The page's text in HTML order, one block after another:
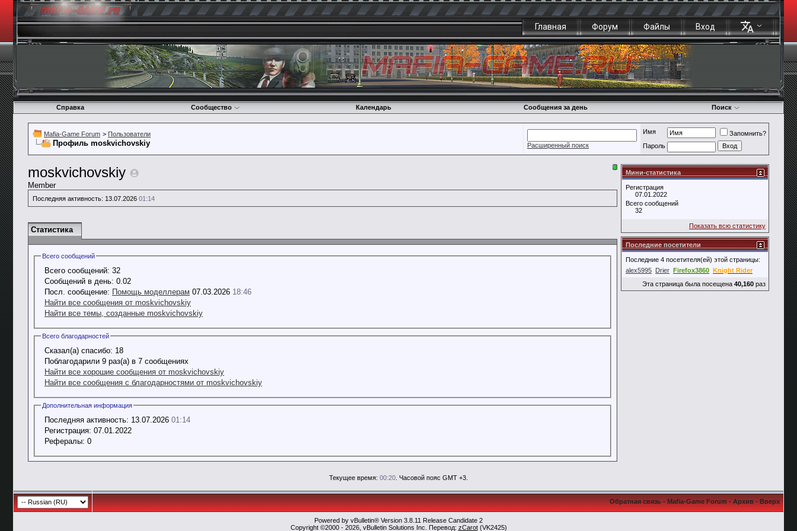
Главная Форум Файлы Вход
Справка Сообщество Календарь Сообщения за день Поиск
Mafia-Game Forum > Пользователи
Профиль moskvichovskiy Расширенный поиск
Имя
Запомнить?
Пароль
moskvichovskiy
Member
Последняя активность: 13.07.2026 01:14
Статистика
Всего сообщений
Всего сообщений: 32
Сообщений в день: 0.02
Посл. сообщение: Помощь моделлерам 07.03.2026 18:46
Найти все сообщения от moskvichovskiy
Найти все темы, созданные moskvichovskiy
Всего благодарностей
Сказал(а) спасибо: 18
Поблагодарили 9 раз(а) в 7 сообщениях
Найти все хорошие сообщения от moskvichovskiy
Найти все сообщения с благодарностями от moskvichovskiy
Дополнительная информация
Последняя активность: 13.07.2026 01:14
Регистрация: 07.01.2022
Рефералы: 0
Мини-статистика
Регистрация
07.01.2022
Всего сообщений
32
Показать всю статистику
Последние посетители
Последние 4 посетителя(ей) этой страницы:
alex5995 Drier Firefox3860 Knight Rider
Эта страница была посещена 40,160 раз
Текущее время: 00:20 . Часовой пояс GMT +3.
Обратная связь-Mafia-Game Forum-Архив-Вверх
Powered by vBulletin® Version 3.8.11 Release Candidate 2
Copyright ©2000 - 2026, vBulletin Solutions Inc. Перевод: zCarot(VK2425)